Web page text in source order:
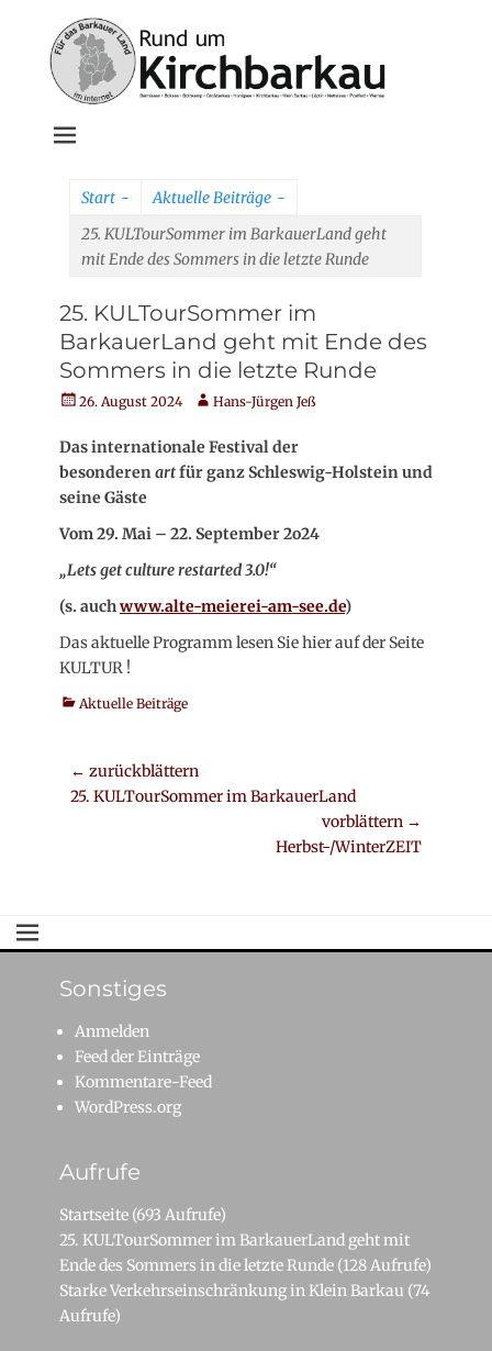
Start - Aktuelle Beiträge -
25. KULTourSommer im BarkauerLand geht
mit Ende des Sommers in die letzte Runde
25. KULTourSommer im
BarkauerLand geht mit Ende des
Sommers in die letzte Runde
Veröffentlicht
26. August 2024 AutorHans-Jürgen Jeß
Das internationale Festival der
besonderen artfür ganz Schleswig-Holstein und
seine Gäste
Vom 29. Mai – 22. September 2o24
„Lets get culture restarted 3.0!“
(s. auchwww.alte-meierei-am-see.de)
Das aktuelle Programm lesen Sie hier auf der Seite
KULTUR !
Kategorien
Aktuelle Beiträge
Beitrags-
Navigation
← zurückblättern
Vorheriger
25. KULTourSommer im BarkauerLand
vorblättern →
Herbst-/WinterZEIT
Sonstiges
Anmelden
Feed der Einträge
Kommentare-Feed
WordPress.org
Aufrufe
Startseite (693 Aufrufe)
25. KULTourSommer im BarkauerLand geht mit
Ende des Sommers in die letzte Runde (128 Aufrufe)
Starke Verkehrseinschränkung in Klein Barkau (74
Aufrufe)